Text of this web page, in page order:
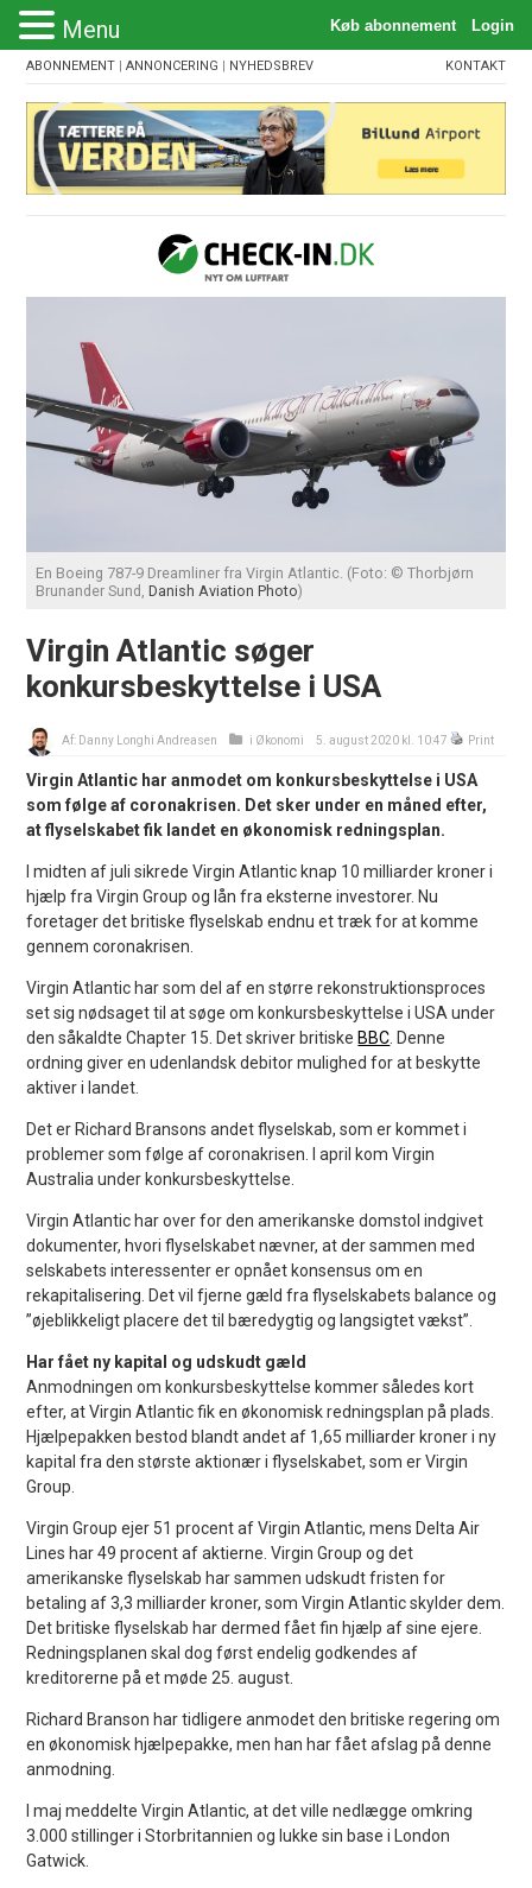
ABONNEMENT |ANNONCERING | NYHEDSBREV KONTAKT
En Boeing 787-9 Dreamliner fra Virgin Atlantic. (Foto: © Thorbjørn
Brunander Sund,Danish Aviation Photo)
Virgin Atlantic søger
konkursbeskyttelse i USA
Af: Danny Longhi Andreasen i Økonomi 5. august 2020 kl. 10:47 Print
Virgin Atlantic har anmodet om konkursbeskyttelse i USA
som følge af coronakrisen. Det sker under en måned efter,
at flyselskabet fik landet en økonomisk redningsplan.
I midten af juli sikrede Virgin Atlantic knap 10 milliarder kroner i
hjælp fra Virgin Group og lån fra eksterne investorer. Nu
foretager det britiske flyselskab endnu et træk for at komme
gennem coronakrisen.
Virgin Atlantic har som del af en større rekonstruktionsproces
set sig nødsaget til at søge om konkursbeskyttelse i USA under
den såkaldte Chapter 15. Det skriver britiske BBC . Denne
ordning giver en udenlandsk debitor mulighed for at beskytte
aktiver i landet.
Det er Richard Bransons andet flyselskab, som er kommet i
problemer som følge af coronakrisen. I april kom Virgin
Australia under konkursbeskyttelse.
Virgin Atlantic har over for den amerikanske domstol indgivet
dokumenter, hvori flyselskabet nævner, at der sammen med
selskabets interessenter er opnået konsensus om en
rekapitalisering. Det vil fjerne gæld fra flyselskabets balance og
”øjeblikkeligt placere det til bæredygtig og langsigtet vækst”.
Har fået ny kapital og udskudt gæld
Anmodningen om konkursbeskyttelse kommer således kort
efter, at Virgin Atlantic fik en økonomisk redningsplan på plads.
Hjælpepakken bestod blandt andet af 1,65 milliarder kroner i ny
kapital fra den største aktionær i flyselskabet, som er Virgin
Group.
Virgin Group ejer 51 procent af Virgin Atlantic, mens Delta Air
Lines har 49 procent af aktierne. Virgin Group og det
amerikanske flyselskab har sammen udskudt fristen for
betaling af 3,3 milliarder kroner, som Virgin Atlantic skylder dem.
Det britiske flyselskab har dermed fået fin hjælp af sine ejere.
Redningsplanen skal dog først endelig godkendes af
kreditorerne på et møde 25. august.
Richard Branson har tidligere anmodet den britiske regering om
en økonomisk hjælpepakke, men han har fået afslag på denne
anmodning.
I maj meddelte Virgin Atlantic, at det ville nedlægge omkring
3.000 stillinger i Storbritannien og lukke sin base i London
Gatwick.
Menu